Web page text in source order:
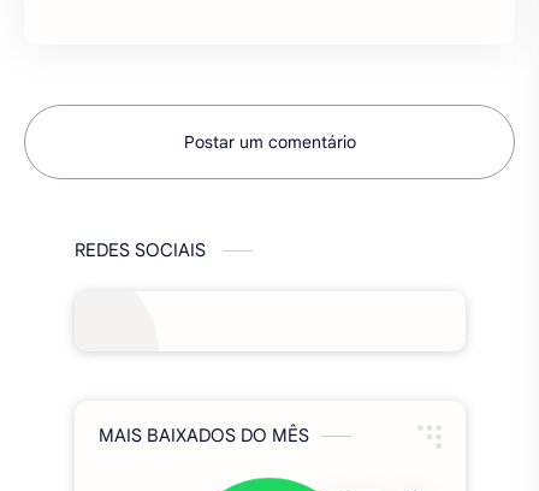
Postar um comentário
REDES SOCIAIS
MAIS BAIXADOS DO MÊS